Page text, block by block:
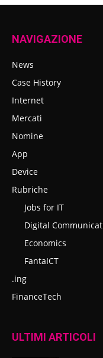
NAVIGAZIONE
News
Case History
Internet
Mercati
Nomine
App
Device
Rubriche
Jobs for IT
Digital
Economics
FantaICT
.ing
FinanceTech
ULTIMI ARTICOLI